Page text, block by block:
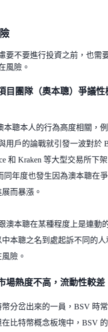
要不要進行投資之前，也需
風險。
目團隊（奧本聰）爭議性
本聰本人的行為高度相關，
用戶的論戰就引發一波對於
和 Kraken 等大型交易所下架
同年度也發生因為澳本聰在
而暴漲。
澳本聰在某種程度上是連動
本聰之名到處起訴不同的人
險。
場熱度不高，流動性較差
分岔出來的一員，BSV 時
比特幣概念板塊中，BSV